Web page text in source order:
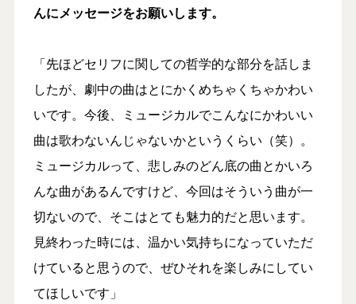
んにメッセージをお願いします。
「先ほどセリフに関しての哲学的な部分を話しま
したが、劇中の曲はとにかくめちゃくちゃかわい
いです。今後、ミュージカルでこんなにかわいい
曲は歌わないんじゃないかというくらい（笑）。
ミュージカルって、悲しみのどん底の曲とかいろ
んな曲があるんですけど、今回はそういう曲が一
切ないので、そこはとても魅力的だと思います。
見終わった時には、温かい気持ちになっていただ
けていると思うので、ぜひそれを楽しみにしてい
てほしいです」